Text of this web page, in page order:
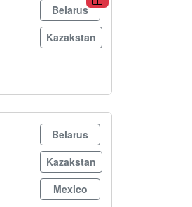
Belarus
Kazakstan
Belarus
Kazakstan
Mexico